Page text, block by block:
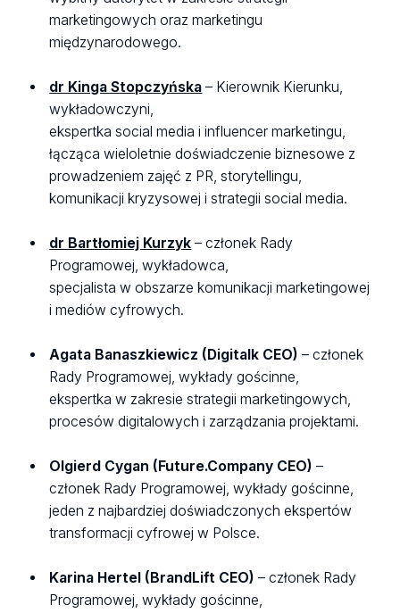
marketingowych oraz marketingu
międzynarodowego.
dr Kinga Stopczyńska – Kierownik Kierunku,
wykładowczyni,
ekspertka social media i influencer marketingu,
łącząca wieloletnie doświadczenie biznesowe z
prowadzeniem zajęć z PR, storytellingu,
komunikacji kryzysowej i strategii social media.
dr Bartłomiej Kurzyk – członek Rady
Programowej, wykładowca,
specjalista w obszarze komunikacji marketingowej
i mediów cyfrowych.
Agata Banaszkiewicz (Digitalk CEO) – członek
Rady Programowej, wykłady gościnne,
ekspertka w zakresie strategii marketingowych,
procesów digitalowych i zarządzania projektami.
Olgierd Cygan (Future.Company CEO) –
członek Rady Programowej, wykłady gościnne,
jeden z najbardziej doświadczonych ekspertów
transformacji cyfrowej w Polsce.
Karina Hertel (BrandLift CEO) – członek Rady
Programowej, wykłady gościnne,